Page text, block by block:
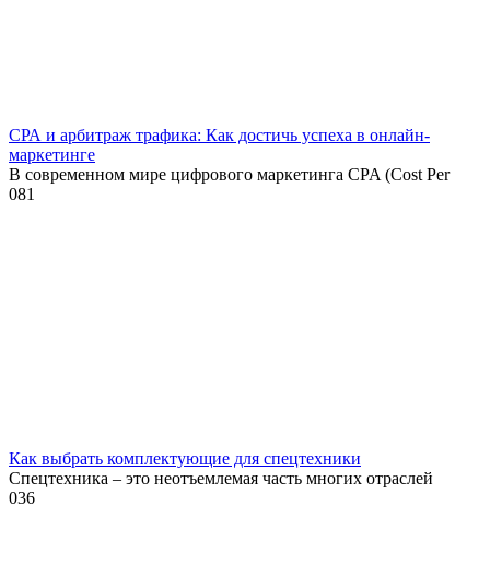
СРА и арбитраж трафика: Как достичь успеха в онлайн-
маркетинге
В современном мире цифрового маркетинга CPA (Cost Per
081
Как выбрать комплектующие для спецтехники
Спецтехника – это неотъемлемая часть многих отраслей
036